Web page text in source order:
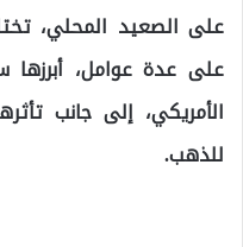
على الصعيد المحلي،
على عدة عوامل، أبرزها
الأمريكي، إلى جانب
للذهب.